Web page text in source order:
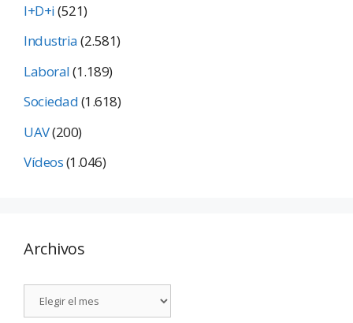
I+D+i(521)
Industria(2.581)
Laboral(1.189)
Sociedad(1.618)
UAV(200)
Vídeos(1.046)
Archivos